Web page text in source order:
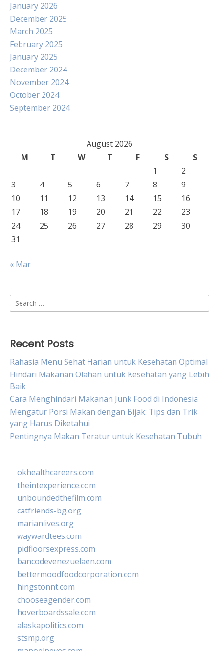
January 2026
December 2025
March 2025
February 2025
January 2025
December 2024
November 2024
October 2024
September 2024
August 2026
M
T W T F S
S
1
2
3
4 5 6 7 8
9
10
11 12 13 14 15
16
17
18 19 20 21 22
23
24
25 26 27 28 29
30
31
« Mar
Search
for:
Recent Posts
Rahasia Menu Sehat Harian untuk Kesehatan Optimal
Hindari Makanan Olahan untuk Kesehatan yang Lebih
Baik
Cara Menghindari Makanan Junk Food di Indonesia
Mengatur Porsi Makan dengan Bijak: Tips dan Trik
yang Harus Diketahui
Pentingnya Makan Teratur untuk Kesehatan Tubuh
okhealthcareers.com
theintexperience.com
unboundedthefilm.com
catfriends-bg.org
marianlives.org
waywardtees.com
pidfloorsexpress.com
bancodevenezuelaen.com
bettermoodfoodcorporation.com
hingstonnt.com
chooseagender.com
hoverboardssale.com
alaskapolitics.com
stsmp.org